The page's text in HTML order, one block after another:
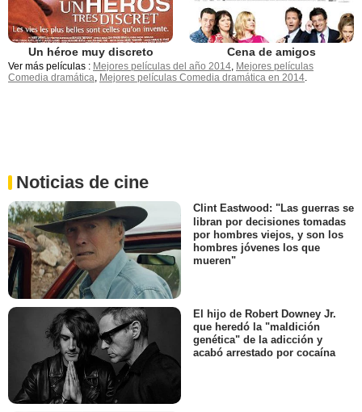
Un héroe muy discreto Cena de amigos
Ver más películas : Mejores películas del año 2014, Mejores películas
Comedia dramática, Mejores películas Comedia dramática en 2014.
Noticias de cine
Clint Eastwood: "Las guerras se
libran por decisiones tomadas
por hombres viejos, y son los
hombres jóvenes los que
mueren"
El hijo de Robert Downey Jr.
que heredó la "maldición
genética" de la adicción y
acabó arrestado por cocaína